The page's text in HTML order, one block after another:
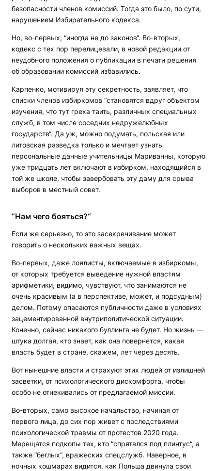
безопасности членов комиссий. Тогда это было, по сути,
нарушением Избирательного кодекса.
Но, во-первых, “иногда не до законов“. Во-вторых,
кодекс с тех пор перелицевали, в новой редакции от
неудобного положения о публикации в печати решения
об образовании комиссий избавились.
Карпенко, мотивируя эту секретность, заявляет, что
списки членов избиркомов “становятся вдруг объектом
изучения, что тут греха таить, различных специальных
служб, в том числе соседних недружелюбных
государств“. Да уж, можно подумать, польская или
литовская разведка только и мечтает узнать
персональные данные учительницы Мариванны, которую
уже тридцать лет включают в избирком, находящийся в
той же школе, чтобы завербовать эту даму для срыва
выборов в местный совет.
“Нам чего бояться?“
Если же серьезно, то это засекречивание может
говорить о нескольких важных вещах.
Во-первых, даже лоялисты, включаемые в избиркомы,
от которых требуется выведение нужной властям
арифметики, видимо, чувствуют, что занимаются не
очень красивым (а в перспективе, может, и подсудным)
делом. Потому опасаются публичности даже в условиях
зацементированной внутриполитической ситуации.
Конечно, сейчас никакого буллинга не будет. Но жизнь —
штука долгая, кто знает, как она повернется, какая
власть будет в стране, скажем, лет через десять.
Вот нынешние власти и страхуют этих людей от излишней
засветки, от психологического дискомфорта, чтобы
особо не отнекивались от предлагаемой миссии.
Во-вторых, само высокое начальство, начиная от
первого лица, до сих пор живет с последствиями
психологической травмы от протестов 2020 года.
Мерещатся подкопы тех, кто “спрятался под плинтус“, а
также “беглых“, вражеских спецслужб. Наверное, в
ночных кошмарах видится, как Польша двинула свои